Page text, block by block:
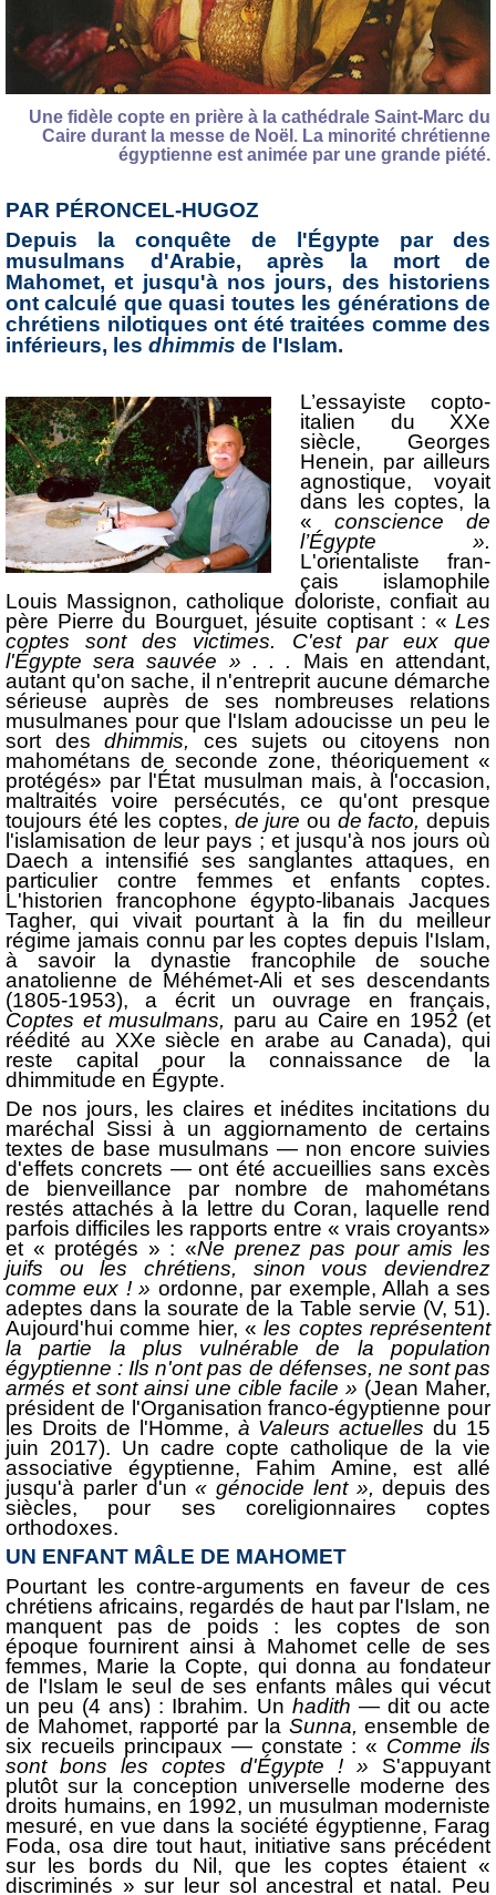
Une fidèle copte en prière à la cathédrale Saint-Marc du
Caire durant la messe de Noël. La minorité chrétienne
égyptienne est animée par une grande piété.
PAR PÉRONCEL-HUGOZ
Depuis la conquête de l'Égypte par des
musulmans d'Arabie, après la mort de
Mahomet, et jusqu'à nos jours, des historiens
ont calculé que quasi toutes les générations de
chrétiens nilotiques ont été traitées comme des
inférieurs, les dhimmis de l'Islam.
L’essayiste copto-
italien du XXe
siècle, Georges
Henein, par ailleurs
agnostique, voyait
dans les coptes, la
« conscience de
l’Égypte ».
L'orientaliste fran­
çais islamophile
Louis Massignon, catholique doloriste, confiait au
père Pierre du Bourguet, jésuite coptisant : « Les
coptes sont des victimes. C'est par eux que
l'Égypte sera sauvée » . . . Mais en attendant,
autant qu'on sache, il n'entre­prit aucune démarche
sérieuse auprès de ses nombreuses relations
musulmanes pour que l'Islam adoucisse un peu le
sort desdhimmis, ces sujets ou citoyens non
mahométans de seconde zone, théoriquement «
protégés» par l'État musulman mais, à l'occasion,
maltraités voire persécutés, ce qu'ont presque
toujours été les coptes, de jureou de facto,depuis
l'isla­misation de leur pays ; et jusqu'à nos jours où
Daech a intensifié ses sanglantes attaques, en
particulier contre femmes et enfants coptes.
L'historien francophone égypto-libanais Jacques
Tagher, qui vivait pourtant à la fin du meilleur
régime jamais connu par les coptes depuis l'Islam,
à savoir la dynastie francophile de souche
anatolienne de Méhémet-Ali et ses descendants
(1805-1953), a écrit un ouvrage en français,
Coptes et musulmans, paru au Caire en 1952 (et
réédité au XXe siècle en arabe au Canada), qui
reste capital pour la connais­sance de la
dhimmitude en Égypte.
De nos jours, les claires et inédites incita­tions du
maréchal Sissi à un aggiornamento de certains
textes de base musulmans — non encore suivies
d'effets concrets — ont été accueillies sans excès
de bienveillance par nombre de mahométans
restés attachés à la lettre du Coran, laquelle rend
parfois difficiles les rapports entre « vrais croyants»
et « proté­gés » : «Ne prenez pas pour amis les
juifs ou les chrétiens, sinon vous deviendrez
comme eux ! » ordonne, par exemple, Allah a ses
adeptes dans la sourate de la Table servie (V, 51).
Aujourd'hui comme hier, « les coptes représen­tent
la partie la plus vulnérable de la population
égyptienne : Ils n'ont pas de défenses, ne sont pas
armés et sont ainsi une cible facile » (Jean Maher,
président de l'Organisation franco-égyptienne pour
les Droits de l'Homme, à Valeurs actuellesdu 15
juin 2017). Un cadre copte catholique de la vie
associative égyp­tienne, Fahim Amine, est allé
jusqu'à parler d'un« génocide lent »,depuis des
siècles, pour ses coreligionnaires coptes
orthodoxes.
UN ENFANT MÂLE DE MAHOMET
Pourtant les contre-arguments en faveur de ces
chrétiens africains, regardés de haut par l'Islam, ne
manquent pas de poids : les coptes de son
époque fournirent ainsi à Mahomet celle de ses
femmes, Marie la Copte, qui donna au fondateur
de l'Islam le seul de ses enfants mâles qui vécut
un peu (4 ans) : Ibra­him. Un hadith — dit ou acte
de Mahomet, rapporté par la Sunna,ensemble de
six recueils principaux — constate : « Comme ils
sont bons les coptes d'Égypte ! » S'appuyant
plutôt sur la conception universelle moderne des
droits humains, en 1992, un musulman moderniste
mesuré, en vue dans la société égyptienne, Farag
Foda, osa dire tout haut, ini­tiative sans précédent
sur les bords du Nil, que les coptes étaient «
discriminés » sur leur sol ancestral et natal. Peu